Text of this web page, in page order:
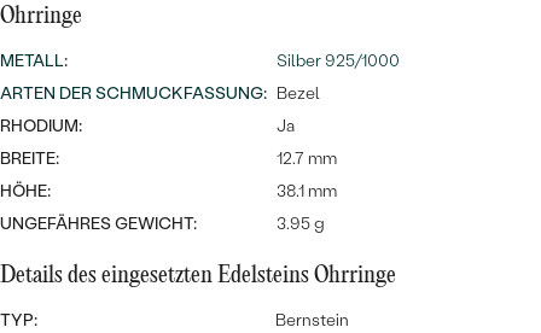
Meistverkaufte
Eheringe
ANSCHAUEN
MIT EDELSTEIN
NACH MATERIAL
GOLD
EDELSTEINSCHMUCK
SCHMUCK MIT LAB GROWN
DIAMANTEN
PERLENSCHMUCK
NACH STYL
LUXURIÖSE
LUXURIÖSE
Ohrringe
METALL:
Silber 925/1000
ARTEN DER SCHMUCKFASSUNG: Bezel
RHODIUM:
Ja
BREITE:
12.7 mm
HÖHE:
38.1 mm
UNGEFÄHRES GEWICHT:
3.95 g
Details des eingesetzten Edelsteins Ohrringe
TYP:
Bernstein